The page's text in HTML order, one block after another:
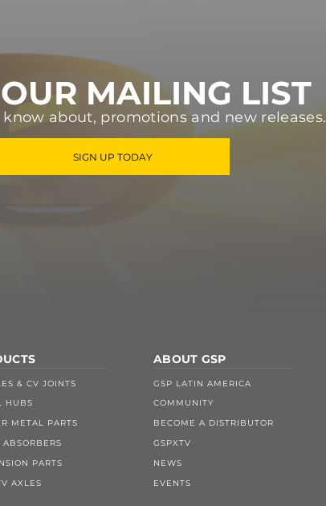
MAILING LIST
about, promotions and new releases.
SIGN UP TODAY
& CV JOINTS
HUBS
METAL PARTS
ABSORBERS
PARTS
AXLES
ABOUT GSP
GSP LATIN AMERICA
COMMUNITY
BECOME A DISTRIBUTOR
GSPXTV
NEWS
EVENTS